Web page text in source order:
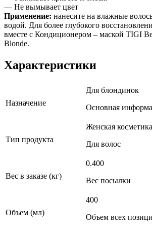
— Не вымывает цвет
Применение: нанесите на влажные
водой. Для более глубокого
вместе с Кондиционером – маской TIGI
Blonde.
Характеристики
Назначение
Для блондинок
Основная
Тип продукта
Женская
Для волос
Вес в заказе (кг)
0.400
Вес посылки
Объем (мл)
400
Объем всех